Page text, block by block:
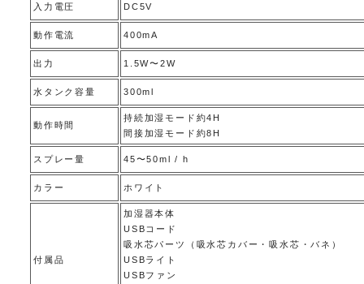
入力電圧 DC5V
動作電流 400mA
出力 1.5W〜2W
水タンク容量 300ml
動作時間
持続加湿モード約4H
間接加湿モード約8H
スプレー量 45〜50ml / h
カラー ホワイト
付属品
加湿器本体
USBコード
吸水芯パーツ（吸水芯カバー・吸水芯・バネ）
USBライト
USBファン